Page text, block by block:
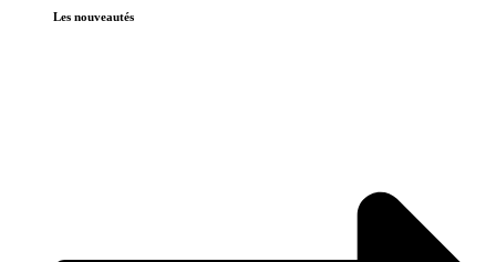
Les nouveautés